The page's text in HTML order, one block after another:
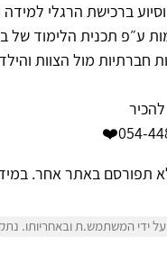
ברכישת הרגלי למידה
ע״פ תכנית הלימוד של
חברתיות מול הצוות
תפורסם באתר אחר.
על ידי המשתמש.ת ובאחריותו.